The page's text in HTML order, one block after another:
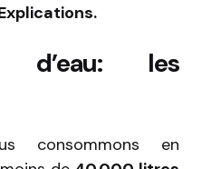
d’eau: les
consommons en